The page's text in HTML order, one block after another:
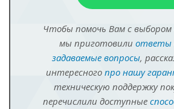
Чтобы помочь Вам с
мы приготовили ответы
задаваемые вопросы,
интересного про нашу
техническую поддержку
перечислили доступные